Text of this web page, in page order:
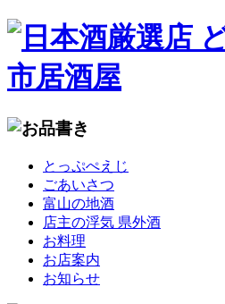
とっぷぺえじ
ごあいさつ
富山の地酒
店主の浮気 県外酒
お料理
お店案内
お知らせ